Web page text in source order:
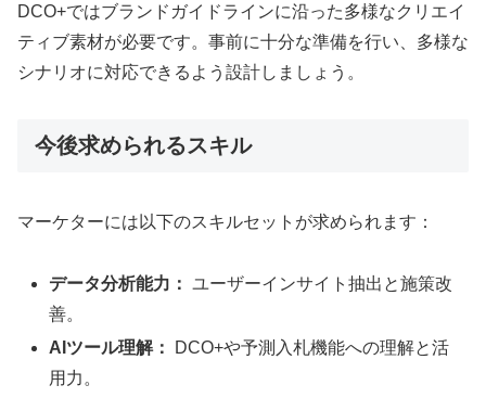
DCO+ではブランドガイドラインに沿った多様なクリエイ
ティブ素材が必要です。事前に十分な準備を行い、多様な
シナリオに対応できるよう設計しましょう。
今後求められるスキル
マーケターには以下のスキルセットが求められます：
データ分析能力： ユーザーインサイト抽出と施策改
善。
AIツール理解：
DCO+や予測入札機能への理解と活
用力。